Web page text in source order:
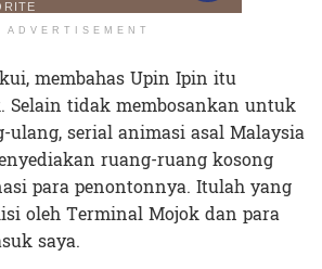
ADVERTISEMENT
membahas Upin Ipin itu
Selain tidak membosankan untuk
serial animasi asal Malaysia
ruang-ruang kosong
para penontonnya. Itulah yang
oleh Terminal Mojok dan para
saya.